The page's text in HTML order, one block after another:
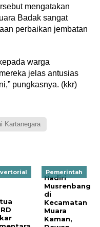
mengatakan
Badak sangat
perbaikan jembatan
warga
jelas antusias
pungkasnya. (kkr)
Kartanegara
Pemerintah
Hadiri
Musrenbang
di
Kecamatan
Muara
Kaman,